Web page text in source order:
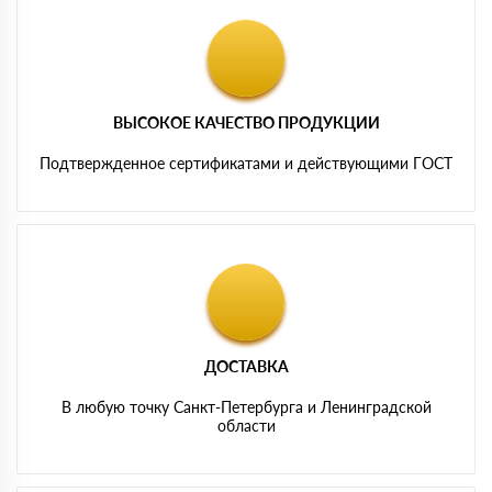
ВЫСОКОЕ КАЧЕСТВО ПРОДУКЦИИ
Подтвержденное сертификатами и действующими ГОСТ
ДОСТАВКА
В любую точку Санкт-Петербурга и Ленинградской
области